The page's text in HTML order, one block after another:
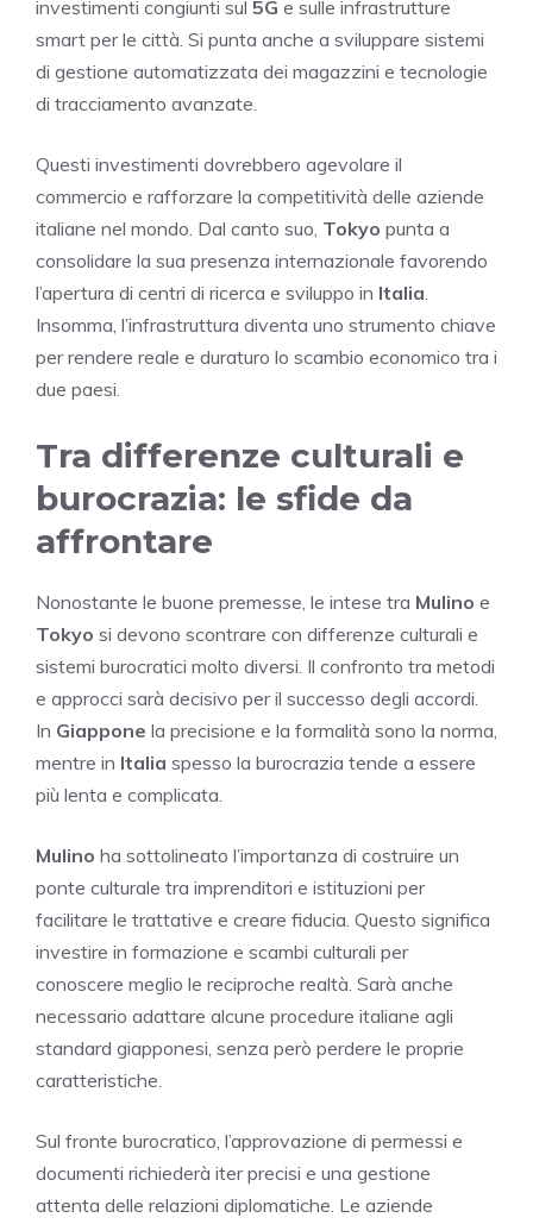
investimenti congiunti sul 5G e sulle infrastrutture
smart per le città. Si punta anche a sviluppare sistemi
di gestione automatizzata dei magazzini e tecnologie
di tracciamento avanzate.
Questi investimenti dovrebbero agevolare il
commercio e rafforzare la competitività delle aziende
italiane nel mondo. Dal canto suo, Tokyo punta a
consolidare la sua presenza internazionale favorendo
l’apertura di centri di ricerca e sviluppo in Italia.
Insomma, l’infrastruttura diventa uno strumento chiave
per rendere reale e duraturo lo scambio economico tra i
due paesi.
Tra differenze culturali e
burocrazia: le sfide da
affrontare
Nonostante le buone premesse, le intese tra Mulino e
Tokyo si devono scontrare con differenze culturali e
sistemi burocratici molto diversi. Il confronto tra metodi
e approcci sarà decisivo per il successo degli accordi.
In Giappone la precisione e la formalità sono la norma,
mentre in Italia spesso la burocrazia tende a essere
più lenta e complicata.
Mulino ha sottolineato l’importanza di costruire un
ponte culturale tra imprenditori e istituzioni per
facilitare le trattative e creare fiducia. Questo significa
investire in formazione e scambi culturali per
conoscere meglio le reciproche realtà. Sarà anche
necessario adattare alcune procedure italiane agli
standard giapponesi, senza però perdere le proprie
caratteristiche.
Sul fronte burocratico, l’approvazione di permessi e
documenti richiederà iter precisi e una gestione
attenta delle relazioni diplomatiche. Le aziende